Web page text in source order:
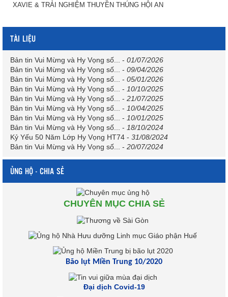
XAVIE & TRẢI NGHIỆM THUYỀN THÚNG HỘI AN
TÀI LIỆU
Bản tin Vui Mừng và Hy Vọng số... - 01/07/2026
Bản tin Vui Mừng và Hy Vọng số...
- 09/04/2026
Bản tin Vui Mừng và Hy Vọng số...
- 05/01/2026
Bản tin Vui Mừng và Hy Vọng số...
- 10/10/2025
Bản tin Vui Mừng và Hy Vọng số...
- 21/07/2025
Bản tin Vui Mừng và Hy Vọng số...
- 10/04/2025
Bản tin Vui Mừng và Hy Vọng số...
- 10/01/2025
Bản tin Vui Mừng và Hy Vọng số...
- 18/10/2024
Kỷ Yếu 50 Năm Lớp Hy Vọng HT74 - 31/08/2024
Bản tin Vui Mừng và Hy Vọng số...
- 20/07/2024
ỦNG HỘ - CHIA SẺ
CHUYÊN MỤC CHIA SẺ
Bão lụt Miền Trung 10/2020
Đại dịch Covid-19